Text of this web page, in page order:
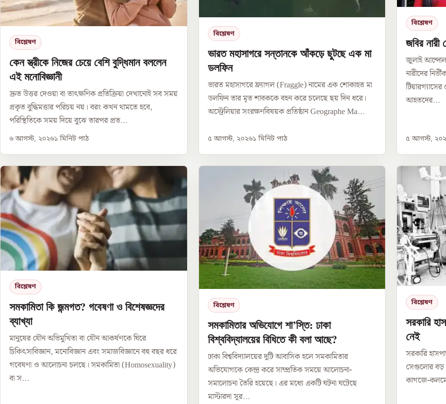
বিশ্লেষণ
কেন স্ত্রীকে নিজের চেয়ে বেশি বুদ্ধিমান বললেন
এই মনোবিজ্ঞানী
দ্রুত উত্তর দেওয়া বা তাৎক্ষণিক প্রতিক্রিয়া দেখানোই সব সময়
প্রকৃত বুদ্ধিমত্তার পরিচয় নয়। বরং কখন থামতে হবে,
পরিস্থিতিকে সময় দিয়ে বুঝে তারপর প্রত...
৬ আগস্ট, ২০২৬১ মিনিট পাঠ
বিশ্লেষণ
ভারত মহাসাগরে সন্তানকে আঁকড়ে ছুটছে এক মা
ডলফিন
ভারত মহাসাগরে ফ্র্যাগল (Fraggle) নামের এক শোকাহত মা
ডলফিন তার মৃত শাবককে বহন করে চলেছে ছয় দিন ধরে।
অস্ট্রেলিয়ার সংরক্ষণবিষয়ক প্রতিষ্ঠান Geographe Ma...
৫ আগস্ট, ২০২৬১ মিনিট পাঠ
বিশ্লেষণ
জবির নারী
জুলাই
নারীদের
আহতদের...
৫ আগস্ট,
বিশ্লেষণ
সমকামিতা কি জন্মগত? গবেষণা ও বিশেষজ্ঞদের
ব্যাখ্যা
মানুষের যৌন অভিমুখিতা বা যৌন আকর্ষণকে ঘিরে
চিকিৎসাবিজ্ঞান, মনোবিজ্ঞান এবং সমাজবিজ্ঞানে বহু বছর ধরে
গবেষণা ও আলোচনা চলছে। সমকামিতা (Homosexuality)
বা স...
বিশ্লেষণ
সমকামিতার অভিযোগে শা’স্তি: ঢাকা
বিশ্ববিদ্যালয়ের বিধিতে কী বলা আছে?
ঢাকা বিশ্ববিদ্যালয়ের দুটি আবাসিক হলে সমকামিতার
অভিযোগকে কেন্দ্র করে সাম্প্রতিক সময়ে আলোচনা-
সমালোচনা তৈরি হয়েছে। এর মধ্যে একটি ঘটনা ঘটেছে
মাস্টারদা সূর...
বিশ্লেষণ
সরকারি
নেই
সরকারি
সেগুলোর বড়
কাগজে-কলমে